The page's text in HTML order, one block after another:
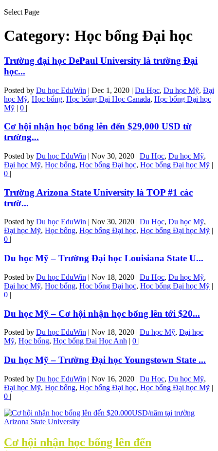
Select Page
Category: Học bổng Đại học
Trường đại học DePaul University là trường Đại
học...
Posted by Du học EduWin | Dec 1, 2020 | Du Học, Du học Mỹ, Đại
học Mỹ, Học bổng, Học bổng Đại Học Canada, Học bổng Đại học
Mỹ | 0 |
Cơ hội nhận học bổng lên đến $29,000 USD từ
trường...
Posted by Du học EduWin | Nov 30, 2020 | Du Học, Du học Mỹ,
Đại học Mỹ, Học bổng, Học bổng Đại học, Học bổng Đại học Mỹ |
0 |
Trường Arizona State University là TOP #1 các
trườ...
Posted by Du học EduWin Nov 30, 2020 Du Học, Du học Mỹ,
Đại học Mỹ, Học bổng, Học bổng Đại học, Học bổng Đại học Mỹ
0
Du học Mỹ – Trường Đại học Louisiana State U...
Posted by Du học EduWin | Nov 18, 2020 | Du Học, Du học Mỹ,
Đại học Mỹ, Học bổng, Học bổng Đại học, Học bổng Đại học Mỹ |
0 |
Du học Mỹ – Cơ hội nhận học bổng lên tới $20...
Posted by Du học EduWin | Nov 18, 2020 | Du học Mỹ, Đại học
Mỹ, Học bổng, Học bổng Đại Học Anh | 0 |
Du học Mỹ – Trường Đại học Youngstown State ...
Posted by Du học EduWin | Nov 16, 2020 | Du Học, Du học Mỹ,
Đại học Mỹ, Học bổng, Học bổng Đại học, Học bổng Đại học Mỹ |
0 |
Cơ hội nhận học bổng lên đến